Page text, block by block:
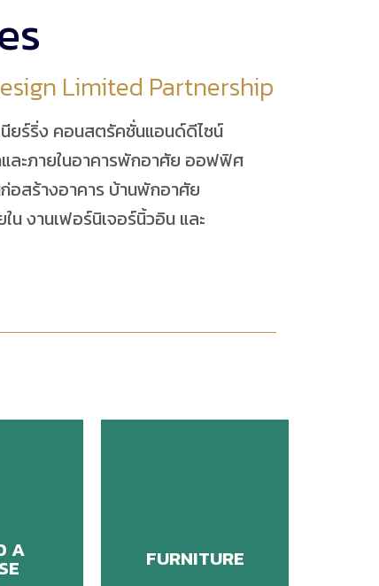
Limited Partnership
ยร์ริ่ง คอนสตรัคชั่นแอนด์ดีไซน์
ละภายในอาคารพักอาศัย ออฟฟิศ
อสร้างอาคาร บ้านพักอาศัย
น งานเฟอร์นิเจอร์นิ้วอิน และ
A FURNITURE